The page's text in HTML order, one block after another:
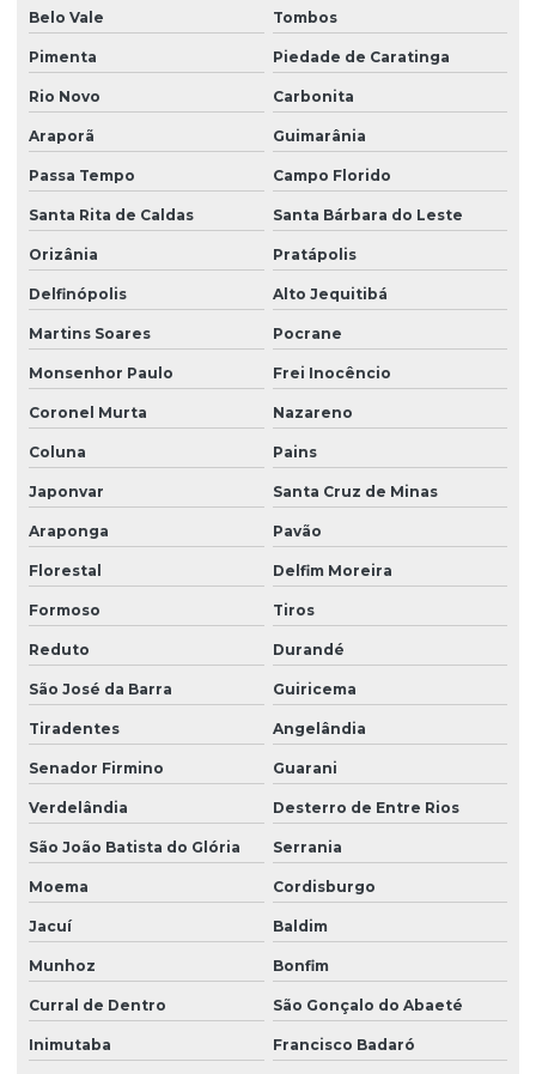
Belo Vale Tombos
Pimenta Piedade de Caratinga
Rio Novo Carbonita
Araporã Guimarânia
Passa Tempo Campo Florido
Santa Rita de Caldas Santa Bárbara do Leste
Orizânia Pratápolis
Delfinópolis Alto Jequitibá
Martins Soares Pocrane
Monsenhor Paulo Frei Inocêncio
Coronel Murta Nazareno
Coluna Pains
Japonvar Santa Cruz de Minas
Araponga Pavão
Florestal Delfim Moreira
Formoso Tiros
Reduto Durandé
São José da Barra Guiricema
Tiradentes Angelândia
Senador Firmino Guarani
Verdelândia Desterro de Entre Rios
São João Batista do Glória Serrania
Moema Cordisburgo
Jacuí Baldim
Munhoz Bonfim
Curral de Dentro São Gonçalo do Abaeté
Inimutaba Francisco Badaró